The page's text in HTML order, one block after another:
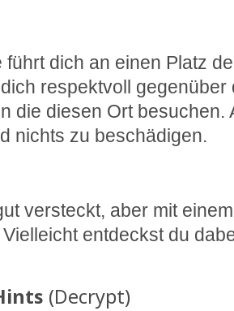
führt dich an einen Platz
respektvoll
die diesen Ort besuchen.
nichts zu beschädigen.
versteckt, aber mit
entdeckst du
(Decrypt)